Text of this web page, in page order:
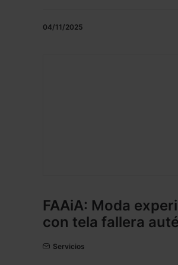
04/11/2025
FAAiA: Moda
con tela fallera
Servicios